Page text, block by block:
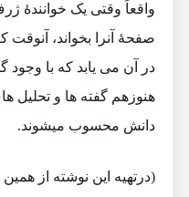
واقعاً وقتی یک خوانندۀ
صفحۀ آنرا بخواند، آنوقت
در آن می یابد که با
هنوزهم گفته ها و تحلیل
دانش محسوب میشوند.
(درتهیه این نوشته از